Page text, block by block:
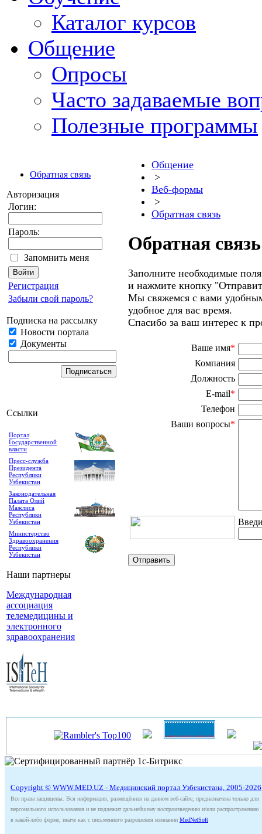
Каталог курсов
Общение
Опросы
Часто задаваемые
Полезные программы
Обратная связь
Авторизация
Логин:
Пароль:
Запомнить меня
Регистрация
Забыли свой пароль?
Подписка на рассылку
Новости портала
Документы
Ссылки
Портал
Государственной
власти
Пресс-служба
Президента
Республики
Узбекистан
Законодательная
Палата Олий
Мажлиса
Республики
Узбекистан
Министерство
Здравоохранения
Республики
Узбекистан
Наши партнеры
Международная
ассоциация
телемедицины и
электронного
здравоохранения
Общение
>
Веб-формы
>
Обратная связь
Обратная связь
Заполните необходимые
и нажмите кнопку
Мы свяжемся с вами
удобное для вас время.
Спасибо за ваш интерес к
Ваше имя*
Компания
Должность
E-mail*
Телефон
Ваши вопросы*
Copyright © WWW.MED.UZ - Медицинский портал Узбекистана, 2005-2026
Все права защищены. Вся информация, размещённая на данном веб-сайте, предназначена только для
персонального использования и не подлежит дальнейшему воспроизведению и/или распространению
в какой-либо форме, иначе как с письменного разрешения компании MedNetSoft